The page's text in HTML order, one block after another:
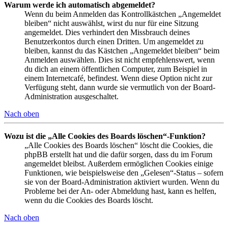
Warum werde ich automatisch abgemeldet?
Wenn du beim Anmelden das Kontrollkästchen „Angemeldet
bleiben“ nicht auswählst, wirst du nur für eine Sitzung
angemeldet. Dies verhindert den Missbrauch deines
Benutzerkontos durch einen Dritten. Um angemeldet zu
bleiben, kannst du das Kästchen „Angemeldet bleiben“ beim
Anmelden auswählen. Dies ist nicht empfehlenswert, wenn
du dich an einem öffentlichen Computer, zum Beispiel in
einem Internetcafé, befindest. Wenn diese Option nicht zur
Verfügung steht, dann wurde sie vermutlich von der Board-
Administration ausgeschaltet.
Nach oben
Wozu ist die „Alle Cookies des Boards löschen“-Funktion?
„Alle Cookies des Boards löschen“ löscht die Cookies, die
phpBB erstellt hat und die dafür sorgen, dass du im Forum
angemeldet bleibst. Außerdem ermöglichen Cookies einige
Funktionen, wie beispielsweise den „Gelesen“-Status – sofern
sie von der Board-Administration aktiviert wurden. Wenn du
Probleme bei der An- oder Abmeldung hast, kann es helfen,
wenn du die Cookies des Boards löscht.
Nach oben